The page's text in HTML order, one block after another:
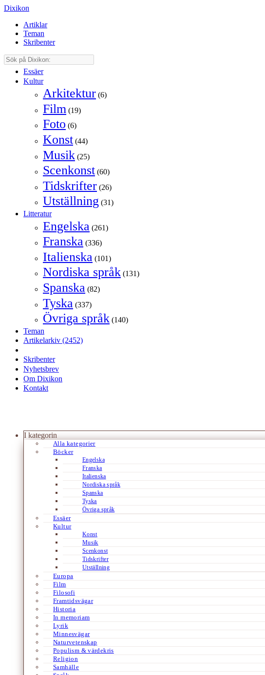
Dixikon
Artiklar
Teman
Skribenter
Essäer
Kultur
Arkitektur (6)
Film (19)
Foto (6)
Konst (44)
Musik (25)
Scenkonst (60)
Tidskrifter (26)
Utställning (31)
Litteratur
Engelska (261)
Franska (336)
Italienska (101)
Nordiska språk (131)
Spanska (82)
Tyska (337)
Övriga språk (140)
Teman
Artikelarkiv (2452)
Skribenter
Nyhetsbrev
Om Dixikon
Kontakt
I kategorin
Alla kategorier
Böcker
Engelska
Franska
Italienska
Nordiska språk
Spanska
Tyska
Övriga språk
Essäer
Kultur
Konst
Musik
Scenkonst
Tidskrifter
Utställning
Europa
Film
Filosofi
Framtidsvägar
Historia
In memoriam
Lyrik
Minnesvägar
Naturvetenskap
Populism & värdekris
Religion
Samhälle